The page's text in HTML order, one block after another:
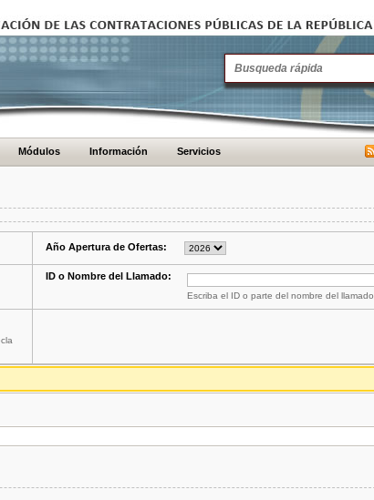
Módulos Información Servicios
Año Apertura de Ofertas:
ID o Nombre del Llamado:
Escriba el ID o parte del nombre del llamado